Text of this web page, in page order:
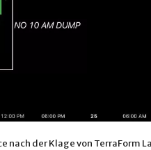
nach der Klage von TerraForm